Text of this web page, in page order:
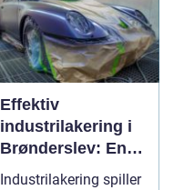
Effektiv
industrilakering i
Brønderslev: En
dybdegående
Industrilakering spiller